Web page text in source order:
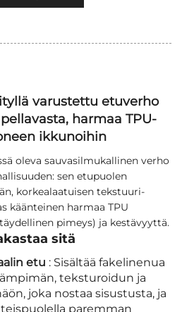
varustettu etuverho
harmaa TPU-
ikkunoihin
oleva sauvasilmukallinen verho
sen etupuolen
korkealaatuisen tekstuuri-
käänteinen harmaa TPU
pimeys) ja kestävyyttä.
sitä
etu : Sisältää fakelinenua
teksturoidun ja
joka nostaa sisustusta, ja
paremman